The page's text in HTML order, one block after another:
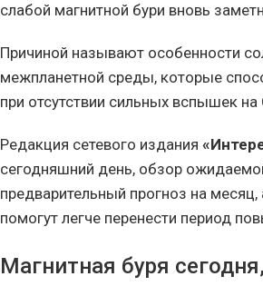
слабой магнитной бури вновь
Причиной называют особенности
межпланетной среды, которые
при отсутствии сильных вспышек на
Редакция сетевого издания
сегодняшний день, обзор
предварительный прогноз на
помогут легче перенести период
Магнитная буря